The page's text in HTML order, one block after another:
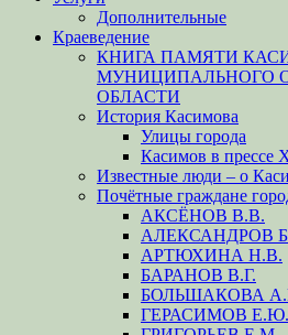
Дополнительные
Краеведение
КНИГА ПАМЯТИ
МУНИЦИПАЛЬНОГО
ОБЛАСТИ
История Касимова
Улицы города
Касимов в прессе
Известные люди – о
Почётные граждане
АКСЁНОВ В.В.
АЛЕКСАНДРОВ
АРТЮХИНА Н.В.
БАРАНОВ В.Г.
БОЛЬШАКОВА
ГЕРАСИМОВ Е.Ю.